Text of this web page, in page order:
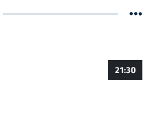
21:30